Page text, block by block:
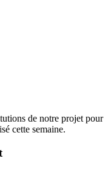
de notre projet pour
cette semaine.